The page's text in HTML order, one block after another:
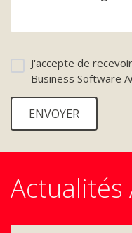
J'accepte de
Business Software
Actualités